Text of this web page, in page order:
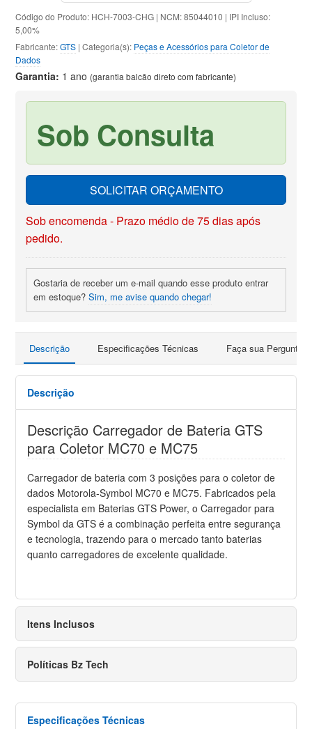
Código do Produto: HCH-7003-CHG | NCM: 85044010 | IPI Incluso:
5,00%
Fabricante:GTS | Categoria(s): Peças e Acessórios para Coletor de
Dados
Garantia: 1 ano (garantia balcão direto com fabricante)
Sob Consulta
SOLICITAR ORÇAMENTO
Sob encomenda - Prazo médio de 75 dias após
pedido.
Gostaria de receber um e-mail quando esse produto entrar
em estoque?Sim, me avise quando chegar!
Descrição Especificações Técnicas Faça sua Pergunta
Descrição
Descrição Carregador de Bateria GTS
para Coletor MC70 e MC75
Carregador de bateria com 3 posições para o coletor de
dados Motorola-Symbol MC70 e MC75. Fabricados pela
especialista em Baterias GTS Power, o Carregador para
Symbol da GTS é a combinação perfeita entre segurança
e tecnologia, trazendo para o mercado tanto baterias
quanto carregadores de excelente qualidade.
Itens Inclusos
Políticas Bz Tech
Especificações Técnicas